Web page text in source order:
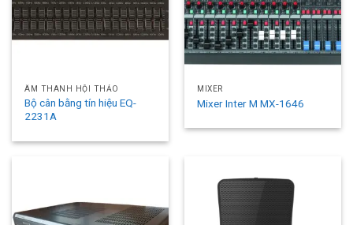
ÂM THANH HỘI THẢO
Bộ cân bằng tín hiệu EQ-
2231A
MIXER
Mixer Inter M MX-1646